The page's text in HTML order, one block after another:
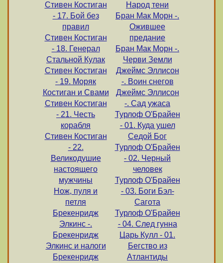
Стивен Костиган
- 17. Бой без
правил
Стивен Костиган
- 18. Генерал
Стальной Кулак
Стивен Костиган
- 19. Моряк
Костиган и Свами
Стивен Костиган
- 21. Честь
корабля
Стивен Костиган
- 22.
Великодушие
настоящего
мужчины
Нож, пуля и
петля
Брекенридж
Элкинс -.
Брекенридж
Элкинс и налоги
Брекенридж
Народ тени
Бран Мак Морн -.
Ожившее
предание
Бран Мак Морн -.
Черви Земли
Джеймс Эллисон
-. Воин снегов
Джеймс Эллисон
-. Сад ужаса
Турлоф О'Брайен
- 01. Куда ушел
Седой Бог
Турлоф О'Брайен
- 02. Черный
человек
Турлоф О'Брайен
- 03. Боги Бэл-
Сагота
Турлоф О'Брайен
- 04. След гунна
Царь Кулл - 01.
Бегство из
Атлантиды